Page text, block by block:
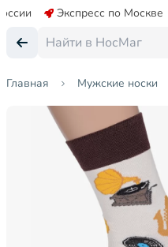
Экспресс по Москве
Главная Мужские носки